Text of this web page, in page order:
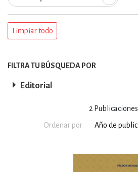
2 Publicaciones
Ordenar por
Limpiar todo
FILTRA TU BÚSQUEDA POR
Editorial